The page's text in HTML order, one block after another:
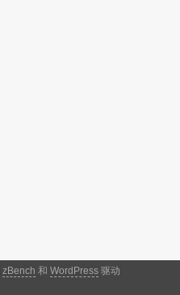
zBench 和 WordPress 驱动